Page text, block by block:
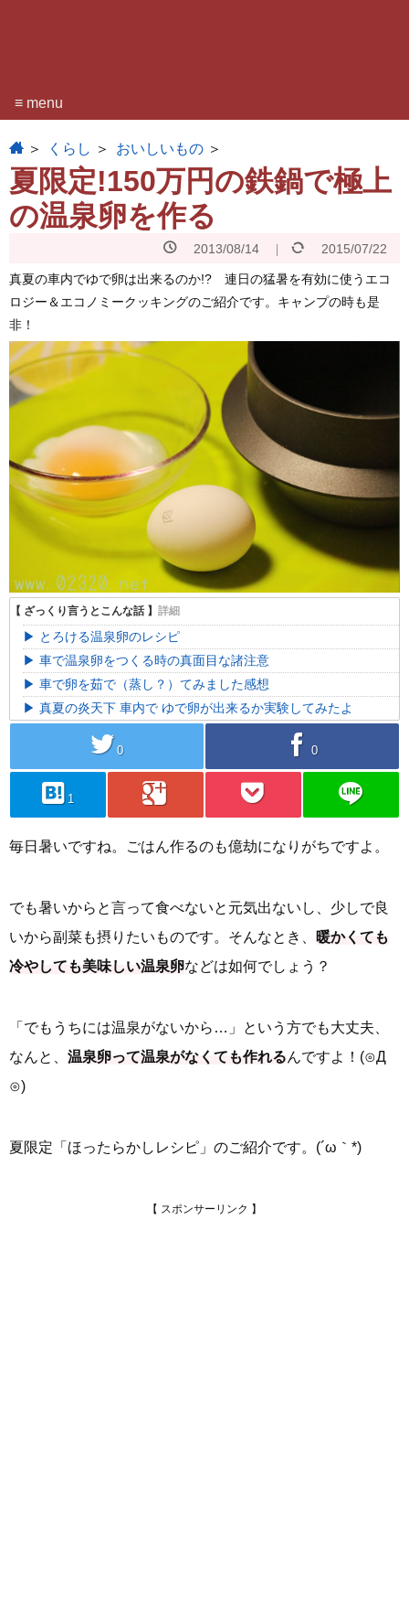
≡ menu
home くらし おいしいもの
夏限定!150万円の鉄鍋で極上
の温泉卵を作る
2013/08/14 2015/07/22
真夏の車内でゆで卵は出来るのか!? 連日の猛暑を有効に使うエコ
ロジー＆エコノミークッキングのご紹介です。キャンプの時も是
非！
とろける温泉卵のレシピ
車で温泉卵をつくる時の真面目な諸注意
車で卵を茹で（蒸し？）てみました感想
真夏の炎天下 車内で ゆで卵が出来るか実験してみたよ
twitter 0 facebook 0
hatebu 1 googleplus pocket line
毎日暑いですね。ごはん作るのも億劫になりがちですよ。
でも暑いからと言って食べないと元気出ないし、少しで良
いから副菜も摂りたいものです。そんなとき、
暖かくても
冷やしても美味しい温泉卵などは如何でしょう？
「でもうちには温泉がないから…」という方でも大丈夫、
なんと、 温泉卵って温泉がなくても作れるんですよ！(⊙Д
⊙)
夏限定「ほったらかしレシピ」のご紹介です。(´ω｀*)